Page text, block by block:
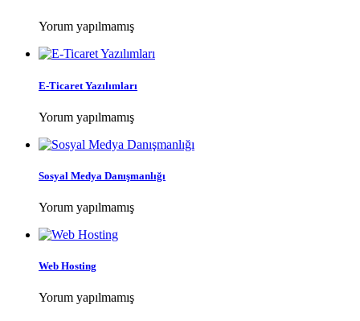
Yorum yapılmamış
E-Ticaret Yazılımları
Yorum yapılmamış
Sosyal Medya Danışmanlığı
Yorum yapılmamış
Web Hosting
Yorum yapılmamış